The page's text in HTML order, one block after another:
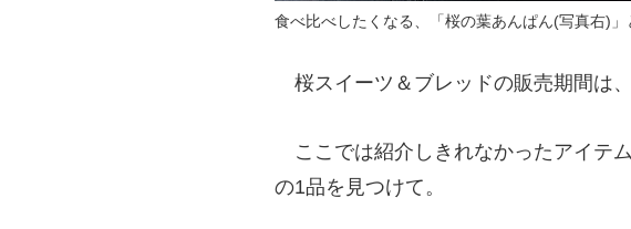
食べ比べしたくなる、「桜の葉あんぱん(写真右)
桜スイーツ＆ブレッドの販売期間は
ここでは紹介しきれなかったアイテ
の1品を見つけて。